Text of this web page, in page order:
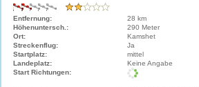
Entfernung:
28 km
Höhenuntersch.:
290 Meter
Ort:
Kamshet
Streckenflug:
Ja
Startplatz:
mittel
Landeplatz:
Keine Angabe
Start Richtungen: